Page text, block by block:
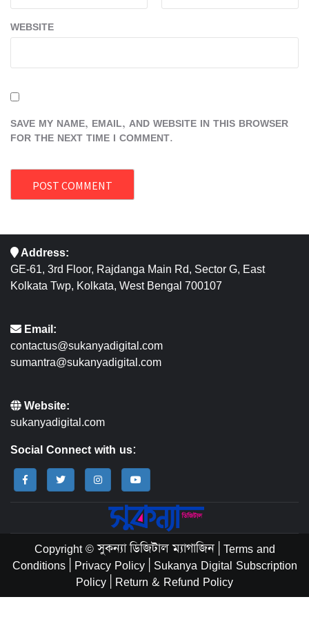
WEBSITE
SAVE MY NAME, EMAIL, AND WEBSITE IN THIS BROWSER
FOR THE NEXT TIME I COMMENT.
Address:
GE-61, 3rd Floor, Rajdanga Main Rd, Sector G, East
Kolkata Twp, Kolkata, West Bengal 700107
Email:
contactus@sukanyadigital.com
sumantra@sukanyadigital.com
Website:
sukanyadigital.com
Social Connect with us:
Copyright © সুকন্যা ডিজিটাল ম্যাগাজিন Terms and
Conditions
Privacy Policy
Sukanya Digital Subscription
Policy Return & Refund Policy